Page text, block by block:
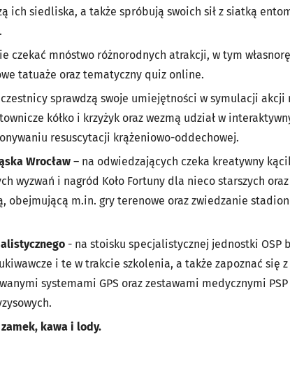
ich siedliska, a także spróbują swoich sił z siatką
czekać mnóstwo różnorodnych atrakcji, w tym
tatuaże oraz tematyczny quiz online.
sprawdzą swoje umiejętności w symulacji akcji
kółko i krzyżyk oraz wezmą udział w
resuscytacji krążeniowo-oddechowej.
Wrocław – na odwiedzających czeka kreatywny
wyzwań i nagród Koło Fortuny dla nieco starszych
obejmującą m.in. gry terenowe oraz zwiedzanie
- na stoisku specjalistycznej jednostki OSP
i te w trakcie szkolenia, a także zapoznać się
systemami GPS oraz zestawami medycznymi
kawa i lody.